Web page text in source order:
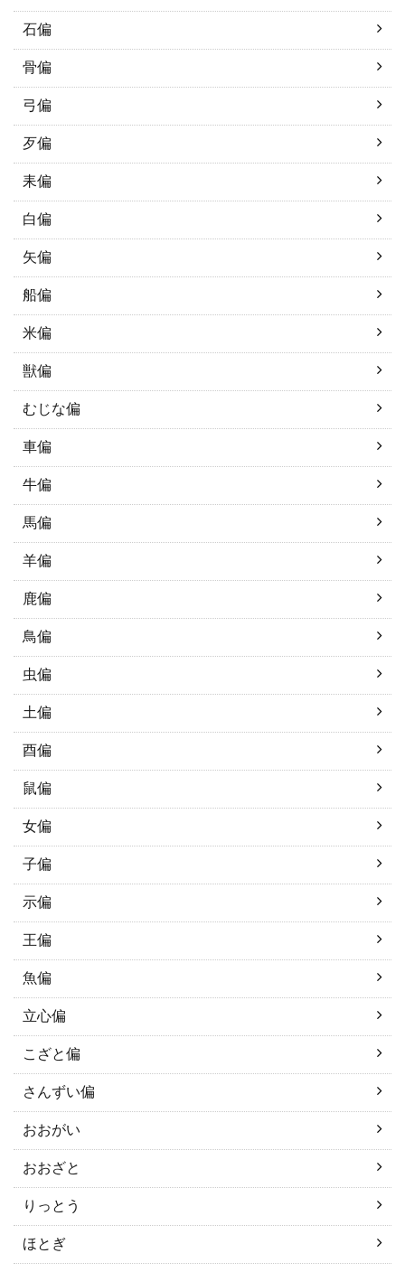
石偏
骨偏
弓偏
歹偏
耒偏
白偏
矢偏
船偏
米偏
獣偏
むじな偏
車偏
牛偏
馬偏
羊偏
鹿偏
鳥偏
虫偏
土偏
酉偏
鼠偏
女偏
子偏
示偏
王偏
魚偏
立心偏
こざと偏
さんずい偏
おおがい
おおざと
りっとう
ほとぎ